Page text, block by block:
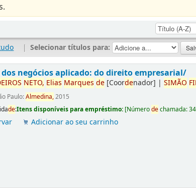
| Selecionar títulos para:
negócios aplicado: do direito empresarial/
IROS NETO, Elias Marques de [Coordenador] |SIMÃO
Paulo:Almedina,2015
de:Itens disponíveis para empréstimo: [Númerodechamada:
Adicionar ao seu carrinho